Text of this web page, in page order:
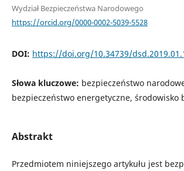
Wydział Bezpieczeństwa Narodowego
https://orcid.org/0000-0002-5039-5528
DOI: https://doi.org/10.34739/
Słowa kluczowe: bezpieczeństwo
bezpieczeństwo energetyczne, środowisko
Abstrakt
Przedmiotem niniejszego artykułu jest